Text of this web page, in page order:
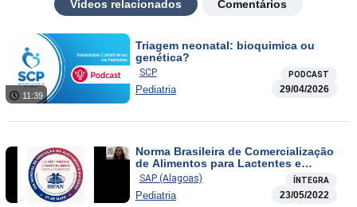
Videos relacionados Comentários
11:39
Triagem neonatal: bioquimica ou
genética?
SCP PODCAST
Pediatria 29/04/2026
Norma Brasileira de Comercialização
de Alimentos para Lactentes e
Crianças de Primeira Infância, Bicos,
Chupetas e Mamadeiras
SAP (Alagoas) ÍNTEGRA
Pediatria 23/05/2022